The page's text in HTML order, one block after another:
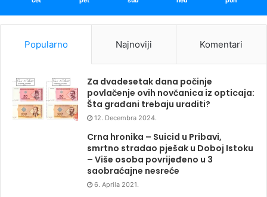
Popularno Najnoviji Komentari
Za dvadesetak dana počinje
povlačenje ovih novčanica iz opticaja:
Šta građani trebaju uraditi?
12. Decembra 2024.
Crna hronika – Suicid u Pribavi,
smrtno stradao pješak u Doboj Istoku
– Više osoba povrijeđeno u 3
saobraćajne nesreće
6. Aprila 2021.